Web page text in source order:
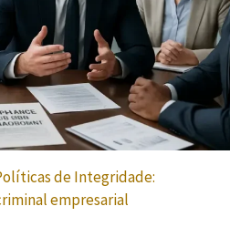
de Integridade:
empresarial